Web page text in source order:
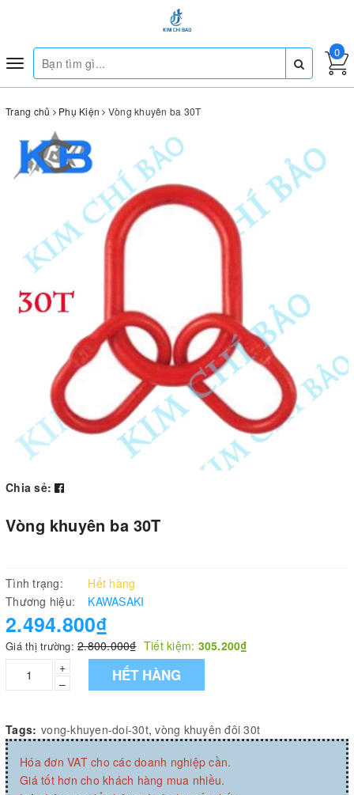
Toggle
navigation
0
Trang chủ Phụ Kiện Vòng khuyên ba 30T
Chia sẻ:
Vòng khuyên ba 30T
Tình trạng:
Hết hàng
Thương hiệu:
KAWASAKI
2.494.800₫
Giá thị trường: 2.800.000₫ Tiết kiệm: 305.200₫
+
–
HẾT HÀNG
Tags: vong-khuyen-doi-30t,vòng khuyên đôi 30t
Hóa đơn VAT cho các doanh nghiệp cần.
Giá tốt hơn cho khách hàng mua nhiều.